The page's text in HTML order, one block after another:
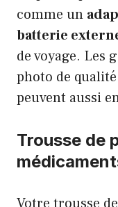
comme un
batterie
de voyage. Les
photo de
peuvent aussi
Trousse de
Votre trousse